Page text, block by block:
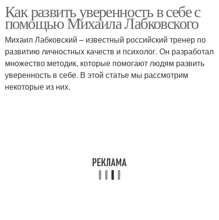
Как развить уверенность в себе с
помощью Михаила Лабковского
Михаил Лабковский – известный российский тренер по
развитию личностных качеств и психолог. Он разработал
множество методик, которые помогают людям развить
уверенность в себе. В этой статье мы рассмотрим
некоторые из них.